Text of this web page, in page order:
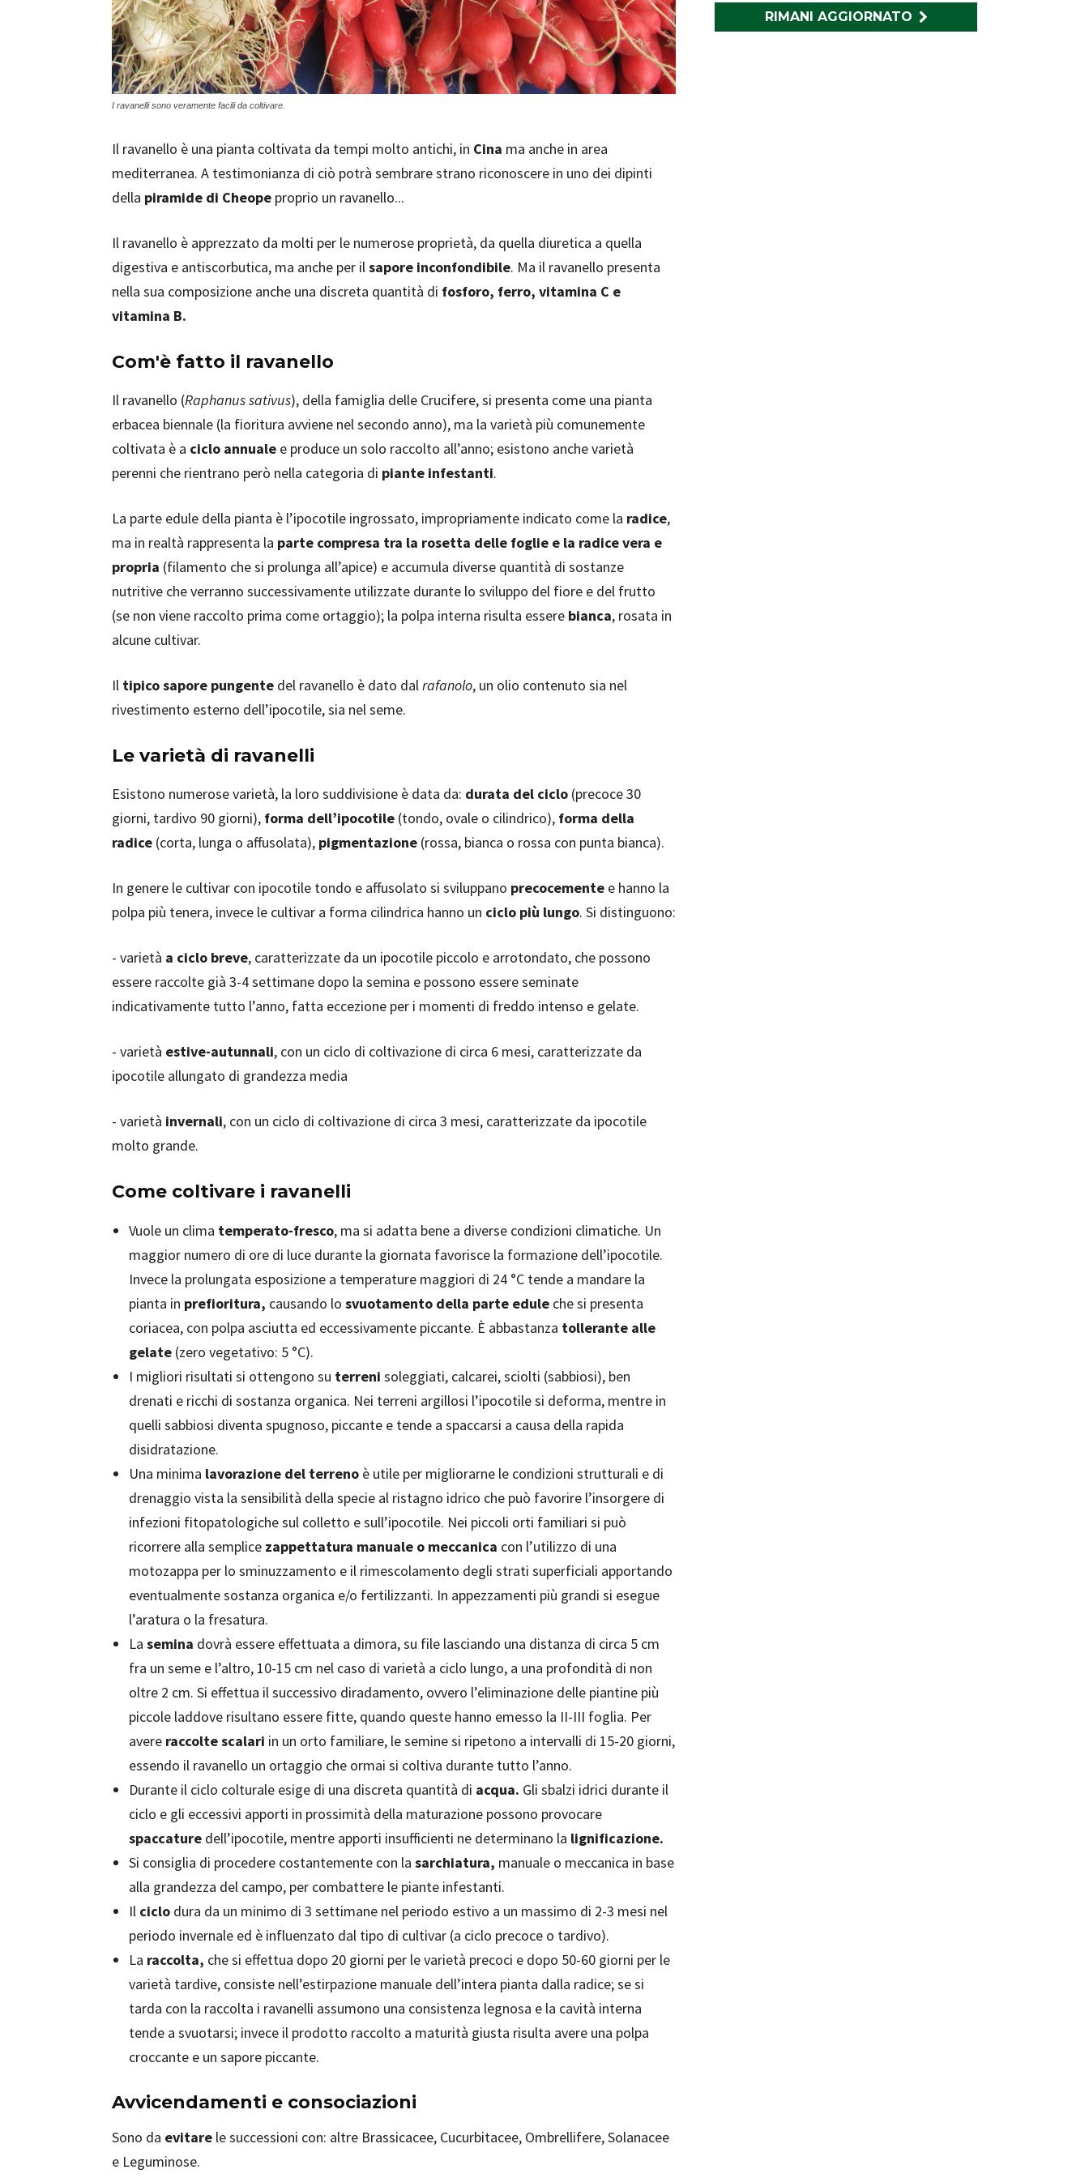
I ravanelli sono veramente facili da coltivare.
Il ravanello è una pianta coltivata da tempi molto antichi, in Cina ma anche in area
mediterranea. A testimonianza di ciò potrà sembrare strano riconoscere in uno dei dipinti
della piramide di Cheope proprio un ravanello...
Il ravanello è apprezzato da molti per le numerose proprietà, da quella diuretica a quella
digestiva e antiscorbutica, ma anche per ilsapore inconfondibile. Ma il ravanello presenta
nella sua composizione anche una discreta quantità di fosforo, ferro, vitamina C e
vitamina B.
Com'è fatto il ravanello
Il ravanello (Raphanus sativus), della famiglia delle Crucifere, si presenta come una pianta
erbacea biennale (la fioritura avviene nel secondo anno), ma la varietà più comunemente
coltivata è a ciclo annuale e produce un solo raccolto all’anno; esistono anche varietà
perenni che rientrano però nella categoria di piante infestanti.
La parte edule della pianta è l’ipocotile ingrossato, impropriamente indicato come la radice,
ma in realtà rappresenta la parte compresa tra la rosetta delle foglie e la radice vera e
propria (filamento che si prolunga all’apice) e accumula diverse quantità di sostanze
nutritive che verranno successivamente utilizzate durante lo sviluppo del fiore e del frutto
(se non viene raccolto prima come ortaggio); la polpa interna risulta essere bianca, rosata in
alcune cultivar.
Il tipico sapore pungente del ravanello è dato dalrafanolo, un olio contenuto sia nel
rivestimento esterno dell’ipocotile, sia nel seme.
Le varietà di ravanelli
Esistono numerose varietà, la loro suddivisione è data da: durata del ciclo (precoce 30
giorni, tardivo 90 giorni), forma dell’ipocotile (tondo, ovale o cilindrico), forma della
radice (corta, lunga o affusolata), pigmentazione (rossa, bianca o rossa con punta bianca).
In genere le cultivar con ipocotile tondo e affusolato si sviluppano precocemente e hanno la
polpa più tenera, invece le cultivar a forma cilindrica hanno un ciclo più lungo. Si distinguono:
- varietà a ciclo breve, caratterizzate da un ipocotile piccolo e arrotondato, che possono
essere raccolte già 3-4 settimane dopo la semina e possono essere seminate
indicativamente tutto l’anno, fatta eccezione per i momenti di freddo intenso e gelate.
- varietà estive-autunnali, con un ciclo di coltivazione di circa 6 mesi, caratterizzate da
ipocotile allungato di grandezza media
- varietà invernali, con un ciclo di coltivazione di circa 3 mesi, caratterizzate da ipocotile
molto grande.
Come coltivare i ravanelli
Vuole un clima temperato-fresco, ma si adatta bene a diverse condizioni climatiche. Un
maggior numero di ore di luce durante la giornata favorisce la formazione dell’ipocotile.
Invece la prolungata esposizione a temperature maggiori di 24 °C tende a mandare la
pianta in prefioritura, causando lo svuotamento della parte edule che si presenta
coriacea, con polpa asciutta ed eccessivamente piccante. È abbastanza tollerante alle
gelate (zero vegetativo: 5 °C).
I migliori risultati si ottengono su terreni soleggiati, calcarei, sciolti (sabbiosi), ben
drenati e ricchi di sostanza organica. Nei terreni argillosi l’ipocotile si deforma, mentre in
quelli sabbiosi diventa spugnoso, piccante e tende a spaccarsi a causa della rapida
disidratazione.
Una minima lavorazione del terreno è utile per migliorarne le condizioni strutturali e di
drenaggio vista la sensibilità della specie al ristagno idrico che può favorire l’insorgere di
infezioni fitopatologiche sul colletto e sull’ipocotile. Nei piccoli orti familiari si può
ricorrere alla semplice zappettatura manuale o meccanica con l’utilizzo di una
motozappa per lo sminuzzamento e il rimescolamento degli strati superficiali apportando
eventualmente sostanza organica e/o fertilizzanti. In appezzamenti più grandi si esegue
l’aratura o la fresatura.
La semina dovrà essere effettuata a dimora, su file lasciando una distanza di circa 5 cm
fra un seme e l’altro, 10-15 cm nel caso di varietà a ciclo lungo, a una profondità di non
oltre 2 cm. Si effettua il successivo diradamento, ovvero l’eliminazione delle piantine più
piccole laddove risultano essere fitte, quando queste hanno emesso la II-III foglia. Per
avere raccolte scalari in un orto familiare, le semine si ripetono a intervalli di 15-20 giorni,
essendo il ravanello un ortaggio che ormai si coltiva durante tutto l’anno.
Durante il ciclo colturale esige di una discreta quantità di acqua. Gli sbalzi idrici durante il
ciclo e gli eccessivi apporti in prossimità della maturazione possono provocare
spaccature dell’ipocotile, mentre apporti insufficienti ne determinano la lignificazione.
Si consiglia di procedere costantemente con la sarchiatura, manuale o meccanica in base
alla grandezza del campo, per combattere le piante infestanti.
Il ciclo dura da un minimo di 3 settimane nel periodo estivo a un massimo di 2-3 mesi nel
periodo invernale ed è influenzato dal tipo di cultivar (a ciclo precoce o tardivo).
La raccolta, che si effettua dopo 20 giorni per le varietà precoci e dopo 50-60 giorni per le
varietà tardive, consiste nell’estirpazione manuale dell’intera pianta dalla radice; se si
tarda con la raccolta i ravanelli assumono una consistenza legnosa e la cavità interna
tende a svuotarsi; invece il prodotto raccolto a maturità giusta risulta avere una polpa
croccante e un sapore piccante.
Avvicendamenti e consociazioni
Sono da evitare le successioni con: altre Brassicacee, Cucurbitacee, Ombrellifere, Solanacee
e Leguminose.
RIMANI AGGIORNATO